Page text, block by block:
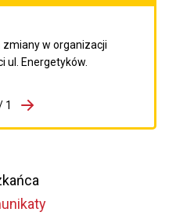
zmiany w organizacji
ul. Energetyków.
1
Przejdź do następnego